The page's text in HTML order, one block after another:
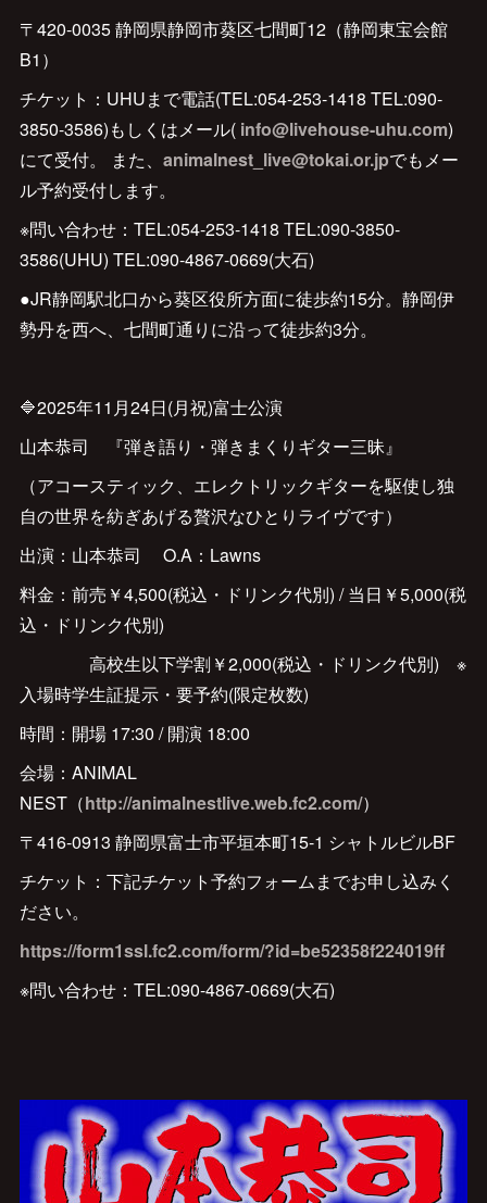
〒420-0035 静岡県静岡市葵区七間町12（静岡東宝会館
B1）
チケット：UHUまで電話(TEL:054-253-1418 TEL:090-
3850-3586)もしくはメール( info@livehouse-uhu.com)
にて受付。 また、 animalnest_live@tokai.or.jpでもメー
ル予約受付します。
※問い合わせ：TEL:054-253-1418 TEL:090-3850-
3586(UHU) TEL:090-4867-0669(大石)
●JR静岡駅北口から葵区役所方面に徒歩約15分。静岡伊
勢丹を西へ、七間町通りに沿って徒歩約3分。
🔷2025年11月24日(月祝)富士公演
山本恭司 『弾き語り・弾きまくりギター三昧』
（アコースティック、エレクトリックギターを駆使し独
自の世界を紡ぎあげる贅沢なひとりライヴです）
出演：山本恭司 O.A：Lawns
料金：前売￥4,500(税込・ドリンク代別) / 当日￥5,000(税
込・ドリンク代別)
高校生以下学割￥2,000(税込・ドリンク代別) ※
入場時学生証提示・要予約(限定枚数)
時間：開場 17:30 / 開演 18:00
会場：ANIMAL
NEST（http://animalnestlive.web.fc2.com/）
〒416-0913 静岡県富士市平垣本町15-1 シャトルビルBF
チケット：下記チケット予約フォームまでお申し込みく
ださい。
https://form1ssl.fc2.com/form/?id=be52358f224019ff
※問い合わせ：TEL:090-4867-0669(大石)